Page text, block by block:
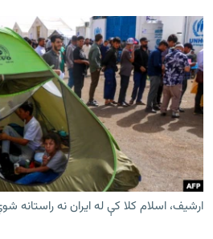
ارشیف، اسلام کلا کې له ایران نه راستانه